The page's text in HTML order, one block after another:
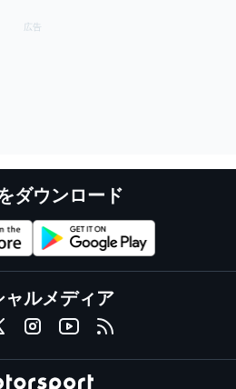
ダウンロード
ャルメディア